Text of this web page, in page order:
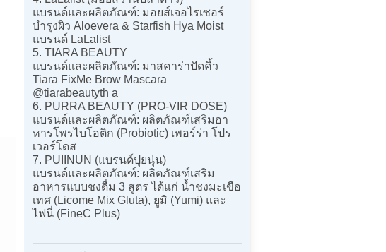
แบรนด์และผลิตภัณฑ์: มอยส์เจอไรเซอร์
บำรุงผิว Aloevera & Starfish Hya Moist
แบรนด์ LaLalist
5. TIARA BEAUTY
แบรนด์และผลิตภัณฑ์: มาสคาร่าปัดคิ้ว
Tiara FixMe Brow Mascara
@tiarabeautyth a
6. PURRA BEAUTY (PRO-VIR DOSE)
แบรนด์และผลิตภัณฑ์: ผลิตภัณฑ์เสริมอา
หารโพรไบโอติก (Probiotic) เพอร์ร่า โปร
เวอร์โดส
7. PUIINUN (แบรนด์ปุยนุ่น)
แบรนด์และผลิตภัณฑ์: ผลิตภัณฑ์เสริม
อาหารแบบชงดื่ม 3 สูตร ได้แก่ น้ำชงมะเขือ
เทศ (Licome Mix Gluta), ยูมิ (Yumi) และ
ไฟนี่ (FineC Plus)